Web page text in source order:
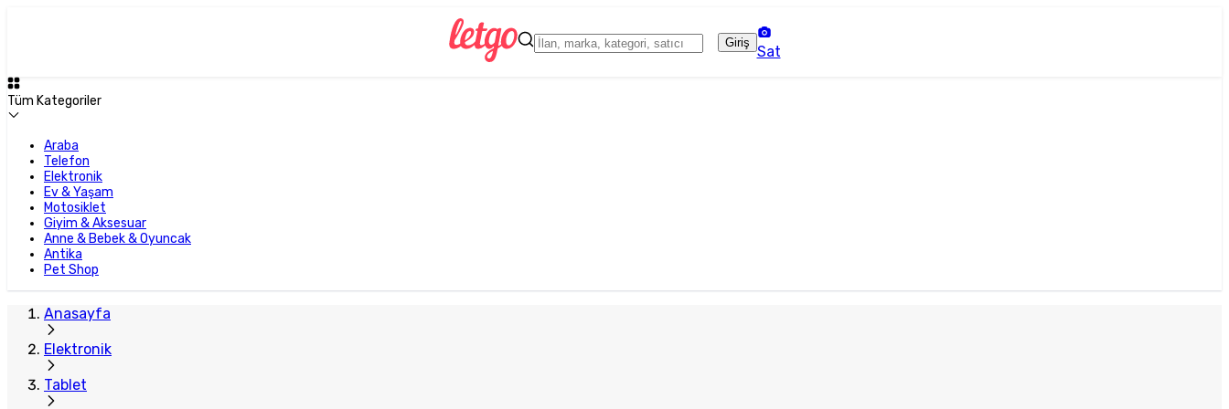
Giriş
Sat
Tüm Kategoriler
Araba
Telefon
Elektronik
Ev & Yaşam
Motosiklet
Giyim & Aksesuar
Anne & Bebek & Oyuncak
Antika
Pet Shop
Anasayfa
Elektronik
Tablet